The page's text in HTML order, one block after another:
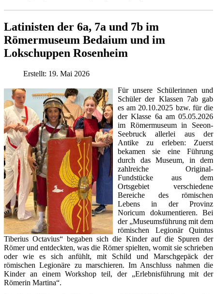
Latinisten der 6a, 7a und 7b im
Römermuseum Bedaium und im
Lokschuppen Rosenheim
Erstellt: 19. Mai 2026
Für unsere Schülerinnen und
Schüler der Klassen 7ab gab
es am 20.10.2025 bzw. für die
der Klasse 6a am 05.05.2026
im Römermuseum in Seeon-
Seebruck allerlei aus der
Antike zu erleben: Zuerst
bekamen sie eine Führung
durch das Museum, in dem
zahlreiche Original-
Fundstücke aus dem
Ortsgebiet verschiedene
Bereiche des römischen
Lebens in der Provinz
Noricum dokumentieren. Bei
der „Museumsführung mit dem
römischen Legionär Quintus
Tiberius Octavius“ begaben sich die Kinder auf die Spuren der
Römer und entdeckten, was die Römer spielten, womit sie schrieben
oder wie es sich anfühlt, mit Schild und Marschgepäck der
römischen Legionäre zu marschieren. Im Anschluss nahmen die
Kinder an einem Workshop teil, der „Erlebnisführung mit der
Römerin Martina“.